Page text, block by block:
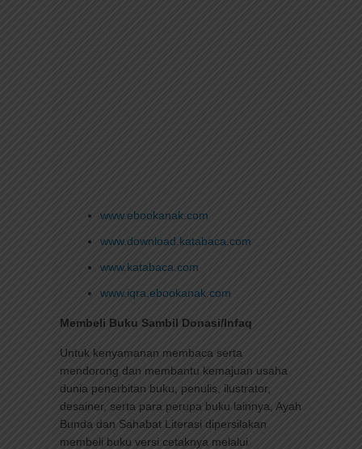
www.ebookanak.com
www.download.katabaca.com
www.katabaca.com
www.iqra.ebookanak.com
Membeli Buku Sambil Donasi/Infaq
Untuk kenyamanan membaca serta
mendorong dan membantu kemajuan usaha
dunia penerbitan buku, penulis, ilustrator,
desainer, serta para perupa buku lainnya, Ayah
Bunda dan Sahabat Literasi dipersilakan
membeli buku versi cetaknya melalui